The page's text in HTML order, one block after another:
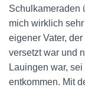
Schulkameraden
mich wirklich
eigener Vater,
versetzt war und
Lauingen war,
entkommen. Mit